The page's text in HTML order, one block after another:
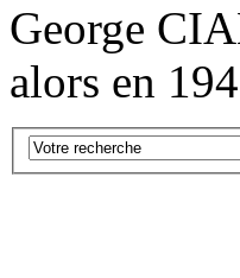
George
alors en